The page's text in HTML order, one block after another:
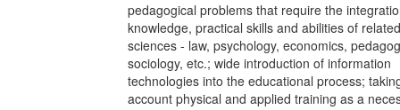
pedagogical problems that require the
knowledge, practical skills and abilities of related
sciences - law, psychology, economics,
sociology, etc.; wide introduction of information
technologies into the educational process;
account physical and applied training as a